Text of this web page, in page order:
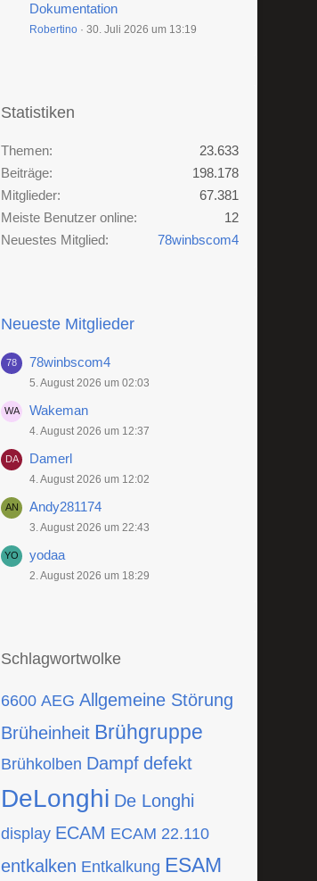
Dokumentation
Robertino 30. Juli 2026 um 13:19
Statistiken
Themen
23.633
Beiträge
198.178
Mitglieder
67.381
Meiste Benutzer online
12
Neuestes Mitglied
78winbscom4
Neueste Mitglieder
78winbscom4
5. August 2026 um 02:03
Wakeman
4. August 2026 um 12:37
Damerl
4. August 2026 um 12:02
Andy281174
3. August 2026 um 22:43
yodaa
2. August 2026 um 18:29
Schlagwortwolke
6600 AEG Allgemeine Störung
Brüheinheit Brühgruppe
Brühkolben Dampf defekt
DeLonghi De Longhi
display ECAM ECAM 22.110
entkalken Entkalkung ESAM